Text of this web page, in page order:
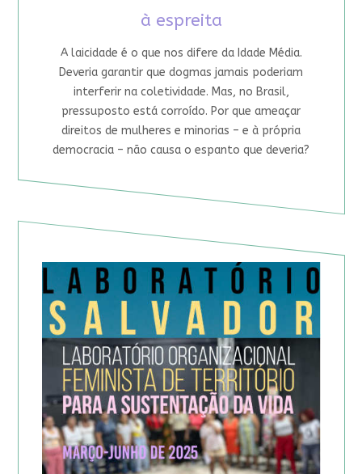
à espreita
A laicidade é o que nos difere da Idade Média.
Deveria garantir que dogmas jamais poderiam
interferir na coletividade. Mas, no Brasil,
pressuposto está corroído. Por que ameaçar
direitos de mulheres e minorias – e à própria
democracia – não causa o espanto que deveria?